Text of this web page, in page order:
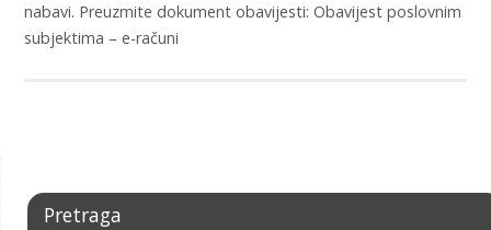
nabavi. Preuzmite dokument obavijesti: Obavijest poslovnim
subjektima – e-računi
Pretraga